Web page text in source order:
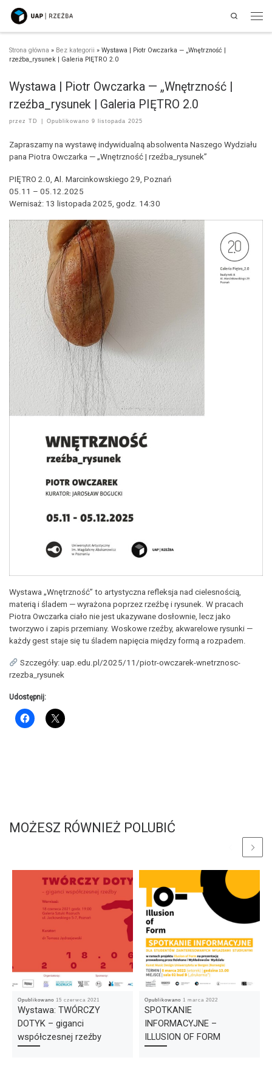
Przejdź do treści
Search
Strona główna » Bez kategorii » Wystawa | Piotr Owczarka — „Wnętrzność |
rzeźba_rysunek | Galeria PIĘTRO 2.0
Wystawa | Piotr Owczarka — „Wnętrzność |
rzeźba_rysunek | Galeria PIĘTRO 2.0
przez TD Opublikowano 9 listopada 2025
Zapraszamy na wystawę indywidualną absolwenta Naszego Wydziału
pana Piotra Owczarka — „Wnętrzność | rzeźba_rysunek”
PIĘTRO 2.0, Al. Marcinkowskiego 29, Poznań
05.11 – 05.12.2025
Wernisaż: 13 listopada 2025, godz. 14:30
Wystawa „Wnętrzność” to artystyczna refleksja nad cielesnością,
materią i śladem — wyrażona poprzez rzeźbę i rysunek. W pracach
Piotra Owczarka ciało nie jest ukazywane dosłownie, lecz jako
tworzywo i zapis przemiany. Woskowe rzeźby, akwarelowe rysunki —
każdy gest staje się tu śladem napięcia między formą a rozpadem.
Szczegóły: uap.edu.pl/2025/11/piotr-owczarek-wnetrznosc-
rzezba_rysunek
Udostępnij:
MOŻESZ RÓWNIEŻ POLUBIĆ
Opublikowano 15 czerwca 2021
Wystawa: TWÓRCZY
DOTYK – giganci
współczesnej rzeźby
Opublikowano 1 marca 2022
SPOTKANIE
INFORMACYJNE –
ILLUSION OF FORM